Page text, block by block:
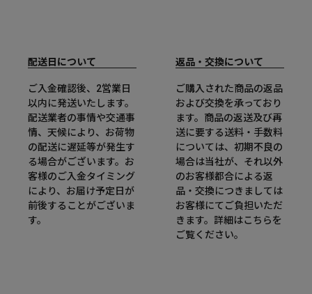
配送日について
ご入金確認後、2営業日
以内に発送いたします。
配送業者の事情や交通事
情、天候により、お荷物
の配送に遅延等が発生す
る場合がございます。お
客様のご入金タイミング
により、お届け予定日が
前後することがございま
す。
返品・交換について
ご購入された商品の返品
および交換を承っており
ます。商品の返送及び再
送に要する送料・手数料
については、初期不良の
場合は当社が、それ以外
のお客様都合による返
品・交換につきましては
お客様にてご負担いただ
きます。詳細はこちらを
ご覧ください。